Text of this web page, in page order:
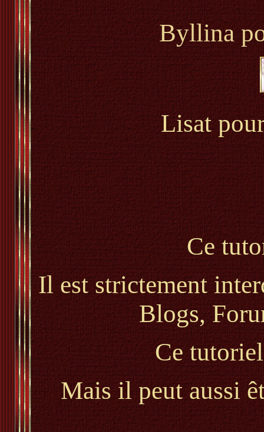
Byllina
Lisat
Ce
Il est strictement
Blogs,
Ce
Mais il peut aussi